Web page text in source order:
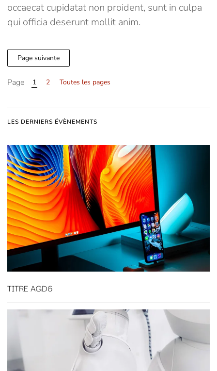
occaecat cupidatat non proident, sunt in culpa
qui officia deserunt mollit anim.
Page suivante
Page 1 2 Toutes les pages
LES DERNIERS ÉVÈNEMENTS
TITRE AGD6